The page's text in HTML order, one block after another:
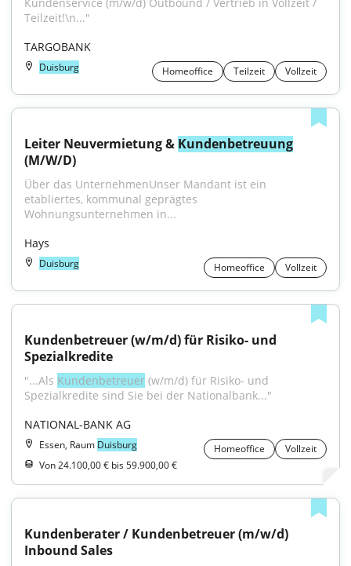
Teilzeit!\n..."
TARGOBANK
Duisburg Homeoffice Teilzeit Vollzeit
Leiter Neuvermietung & Kundenbetreuung
(M/W/D)
Über das UnternehmenUnser Mandant ist ein
etabliertes, kommunal geprägtes
Wohnungsunternehmen in...
Hays
Duisburg Homeoffice Vollzeit
Kundenbetreuer (w/m/d) für Risiko- und
Spezialkredite
"...Als Kundenbetreuer (w/m/d) für Risiko- und
Spezialkredite sind Sie bei der Nationalbank..."
NATIONAL-BANK AG
Essen, Raum Duisburg Homeoffice
Vollzeit
Von 24.100,00 € bis 59.900,00 €
Kundenberater / Kundenbetreuer (m/w/d)
Inbound Sales